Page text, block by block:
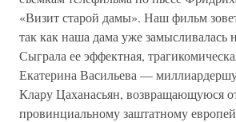
«Визит старой дамы». Наш фильм
так как наша дама уже замысливалась
Сыграла ее эффектная,
Екатерина Васильева —
Клару Цаханасьян, возвращающуюся
провинциальному заштатному